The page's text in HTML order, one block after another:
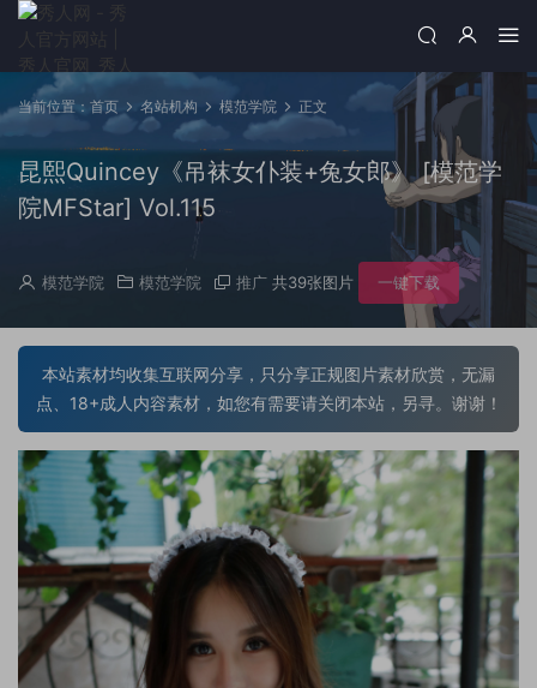
当前位置： 首页 名站机构 模范学院 正文
昆熙Quincey《吊袜女仆装+兔女郎》 [模范学
院MFStar] Vol.115
模范学院 模范学院 推广 共39张图片 一键下载
本站素材均收集互联网分享，只分享正规图片素材欣赏，无漏
点、18+成人内容素材，如您有需要请关闭本站，另寻。谢谢！